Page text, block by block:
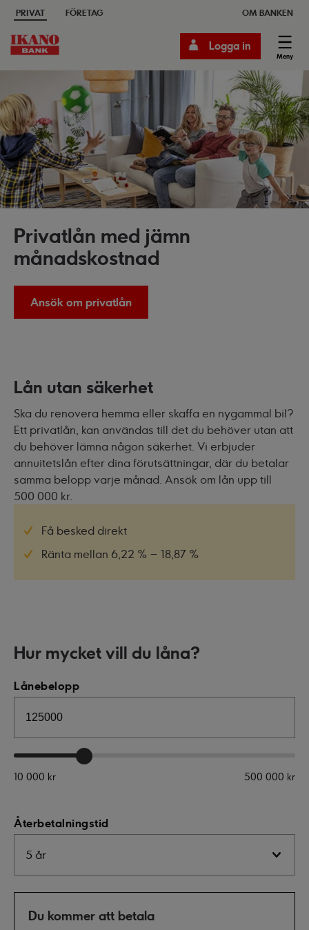
PRIVAT FÖRETAG OM BANKEN
Meny
Logga in
Privatlån med jämn
månadskostnad
Ansök om privatlån
Lån utan säkerhet
Ska du renovera hemma eller skaffa en nygammal bil?
Ett privatlån, kan användas till det du behöver utan att
du behöver lämna någon säkerhet. Vi erbjuder
annuitetslån efter dina förutsättningar, där du betalar
samma belopp varje månad. Ansök om lån upp till
500 000 kr.
Få besked direkt
Ränta mellan 6,22 % – 18,87 %
Hur mycket vill du låna?
Lånebelopp
10 000 kr 500 000 kr
Återbetalningstid
Du kommer att betala